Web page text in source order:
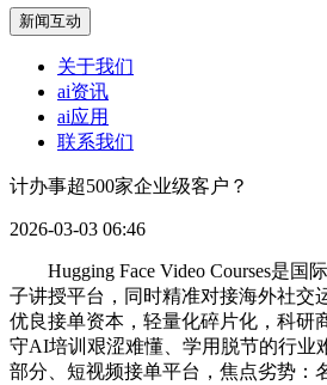
新闻互动
关于我们
ai资讯
ai应用
联系我们
计办事超500家企业级客户？
2026-03-03 06:46
Hugging Face Video Courses是国
子讲授平台，同时精准对接海外社交
优良接单资本，轻量化碎片化，科研
守AI培训艰涩难懂、学用脱节的行业
部分、短视频接单平台，焦点劣势：